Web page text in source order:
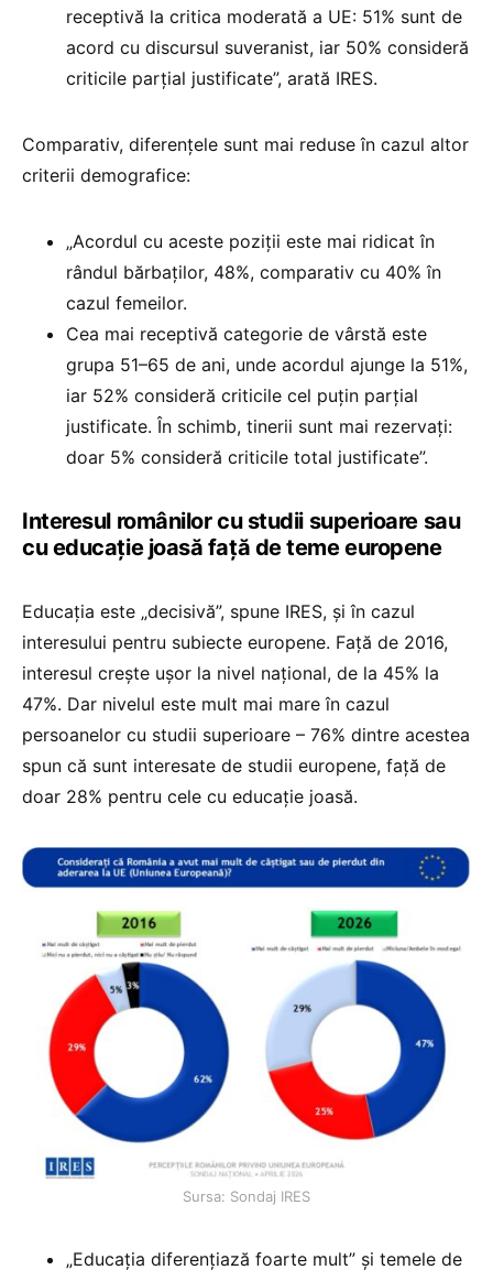
receptivă la critica moderată a UE: 51% sunt de
acord cu discursul suveranist, iar 50% consideră
criticile parțial justificate”, arată IRES.
Comparativ, diferențele sunt mai reduse în cazul altor
criterii demografice:
„Acordul cu aceste poziții este mai ridicat în
rândul bărbaților, 48%, comparativ cu 40% în
cazul femeilor.
Cea mai receptivă categorie de vârstă este
grupa 51–65 de ani, unde acordul ajunge la 51%,
iar 52% consideră criticile cel puțin parțial
justificate. În schimb, tinerii sunt mai rezervați:
doar 5% consideră criticile total justificate”.
Interesul românilor cu studii superioare sau
cu educație joasă față de teme europene
Educația este „decisivă”, spune IRES, și în cazul
interesului pentru subiecte europene. Față de 2016,
interesul crește ușor la nivel național, de la 45% la
47%. Dar nivelul este mult mai mare în cazul
persoanelor cu studii superioare – 76% dintre acestea
spun că sunt interesate de studii europene, față de
doar 28% pentru cele cu educație joasă.
Sursa: Sondaj IRES
„Educația diferențiază foarte mult” și temele de